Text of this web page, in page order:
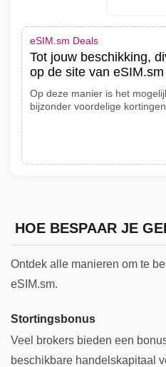
eSIM.sm Deals
Tot jouw beschikking,
op de site van eSIM.sm
Op deze manier is het
bijzonder voordelige
HOE BESPAAR JE
Ontdek alle manieren om te
eSIM.sm.
Stortingsbonus
Veel brokers bieden een
beschikbare handelskapitaal